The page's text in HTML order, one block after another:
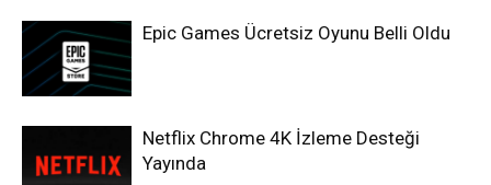
Epic Games Ücretsiz Oyunu Belli Oldu
Netflix Chrome 4K İzleme Desteği
Yayında